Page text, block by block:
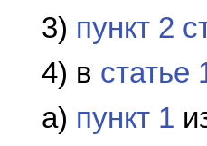
3) пункт 2
4) в статье
а) пункт 1